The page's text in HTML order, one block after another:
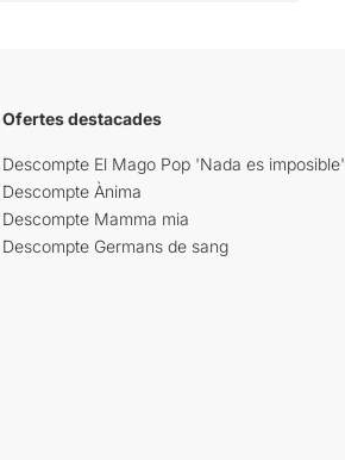
Ofertes destacades
Descompte El Mago Pop 'Nada es imposible'
Descompte Ànima
Descompte Mamma mia
Descompte Germans de sang